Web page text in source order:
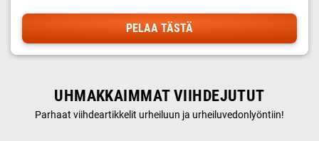
PELAA TÄSTÄ
UHMAKKAIMMAT VIIHDEJUTUT
Parhaat viihdeartikkelit urheiluun ja urheiluvedonlyöntiin!